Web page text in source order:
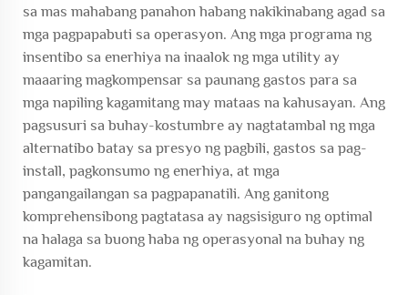
sa mas mahabang panahon habang nakikinabang agad sa
mga pagpapabuti sa operasyon. Ang mga programa ng
insentibo sa enerhiya na inaalok ng mga utility ay
maaaring magkompensar sa paunang gastos para sa
mga napiling kagamitang may mataas na kahusayan. Ang
pagsusuri sa buhay-kostumbre ay nagtatambal ng mga
alternatibo batay sa presyo ng pagbili, gastos sa pag-
install, pagkonsumo ng enerhiya, at mga
pangangailangan sa pagpapanatili. Ang ganitong
komprehensibong pagtatasa ay nagsisiguro ng optimal
na halaga sa buong haba ng operasyonal na buhay ng
kagamitan.